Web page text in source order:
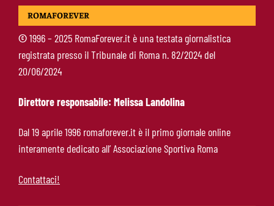
Koulierakis-Roma, impatto immediato: gol e
Calciomercato Roma, scout a Praga per
Fofana: il prezzo fissato dal Lione
ROMAFOREVER
©1996 – 2025 RomaForever.it è una testata giornalistica
registrata presso il Tribunale di Roma n. 82/2024 del
20/06/2024
Direttore responsabile: Melissa Landolina
Dal 19 aprile 1996 romaforever.it è il primo giornale online
interamente dedicato all’ Associazione Sportiva Roma
Contattaci!